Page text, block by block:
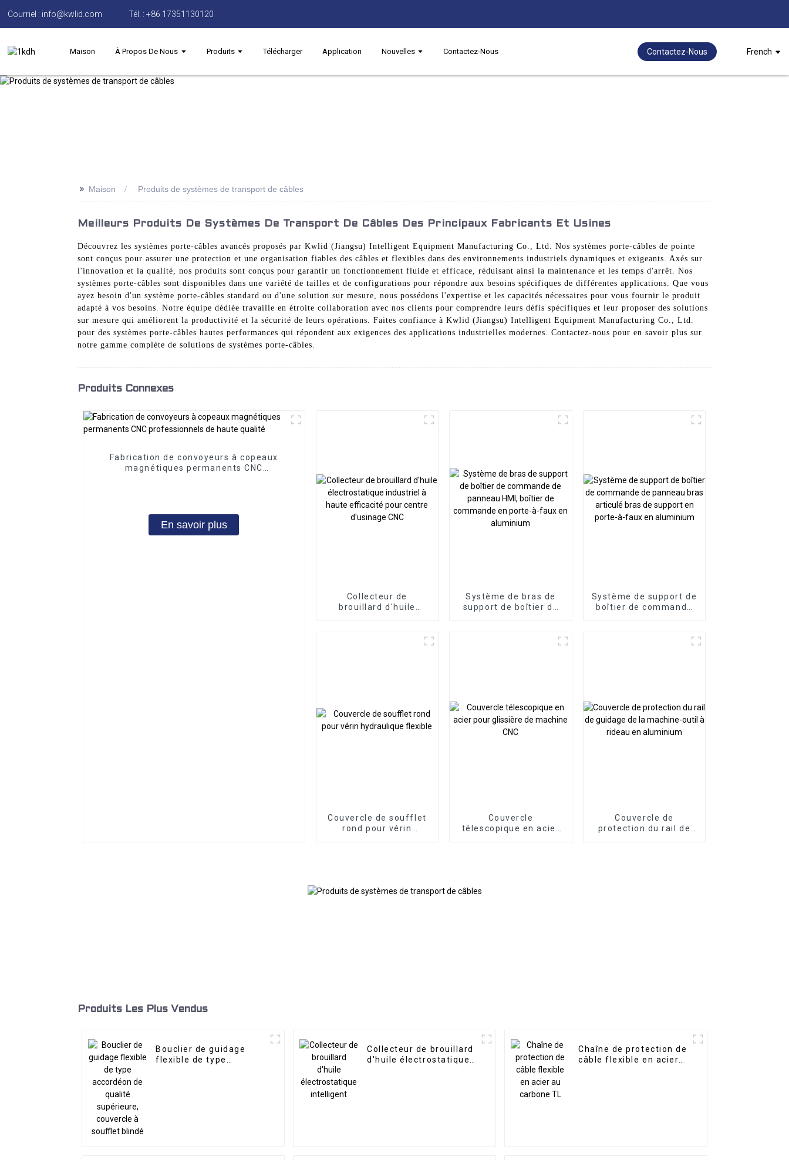
Courriel : info@kwlid.com Tél. : +86 17351130120
Maison À Propos De Nous Produits Télécharger Application Nouvelles Contactez-Nous Contactez-Nous French
>> Maison Produits de systèmes de transport de câbles
Meilleurs Produits De Systèmes De Transport De Câbles Des Principaux Fabricants Et Usines
Découvrez les systèmes porte-câbles avancés proposés par Kwlid (Jiangsu) Intelligent Equipment Manufacturing Co., Ltd. Nos systèmes porte-câbles de pointe
sont conçus pour assurer une protection et une organisation fiables des câbles et flexibles dans des environnements industriels dynamiques et exigeants. Axés sur
l'innovation et la qualité, nos produits sont conçus pour garantir un fonctionnement fluide et efficace, réduisant ainsi la maintenance et les temps d'arrêt. Nos
systèmes porte-câbles sont disponibles dans une variété de tailles et de configurations pour répondre aux besoins spécifiques de différentes applications. Que vous
ayez besoin d'un système porte-câbles standard ou d'une solution sur mesure, nous possédons l'expertise et les capacités nécessaires pour vous fournir le produit
adapté à vos besoins. Notre équipe dédiée travaille en étroite collaboration avec nos clients pour comprendre leurs défis spécifiques et leur proposer des solutions
sur mesure qui améliorent la productivité et la sécurité de leurs opérations. Faites confiance à Kwlid (Jiangsu) Intelligent Equipment Manufacturing Co., Ltd.
pour des systèmes porte-câbles hautes performances qui répondent aux exigences des applications industrielles modernes. Contactez-nous pour en savoir plus sur
notre gamme complète de solutions de systèmes porte-câbles.
Produits Connexes
Fabrication de convoyeurs à copeaux
magnétiques permanents CNC
En savoir plus
Collecteur de
brouillard d'huile
efficacité pour centre
Système de bras de
support de boîtier de
Système de support de
boîtier de commande
Couvercle de soufflet
rond pour vérin
Couvercle
télescopique en acier
Couvercle de
protection du rail de
Produits Les Plus Vendus
Bouclier de guidage
flexible de type
Collecteur de brouillard
d'huile électrostatique
Chaîne de protection de
câble flexible en acier